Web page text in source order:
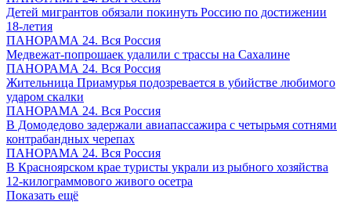
Детей мигрантов обязали покинуть Россию по достижении
18-летия
ПАНОРАМА 24. Вся Россия
Медвежат-попрошаек удалили с трассы на Сахалине
ПАНОРАМА 24. Вся Россия
Жительница Приамурья подозревается в убийстве любимого
ударом скалки
ПАНОРАМА 24. Вся Россия
В Домодедово задержали авиапассажира с четырьмя сотнями
контрабандных черепах
ПАНОРАМА 24. Вся Россия
В Красноярском крае туристы украли из рыбного хозяйства
12-килограммового живого осетра
Показать ещё